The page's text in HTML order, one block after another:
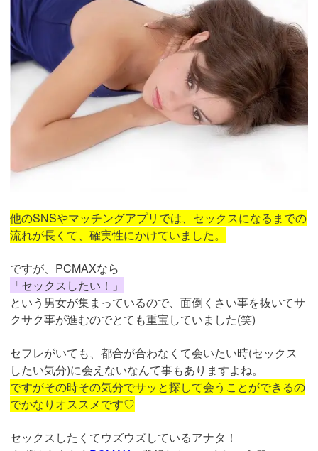
他のSNSやマッチングアプリでは、セックスになるまでの
流れが長くて、確実性にかけていました。
ですが、PCMAXなら
「セックスしたい！」
という男女が集まっているので、面倒くさい事を抜いてサ
クサク事が進むのでとても重宝していました(笑)
セフレがいても、都合が合わなくて会いたい時(セックス
したい気分)に会えないなんて事もありますよね。
ですがその時その気分でサッと探して会うことができるの
でかなりオススメです♡
セックスしたくてウズウズしているアナタ！